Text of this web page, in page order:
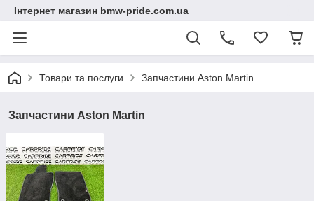
Інтернет магазин bmw-pride.com.ua
Товари та послуги Запчастини Aston Martin
Запчастини Aston Martin